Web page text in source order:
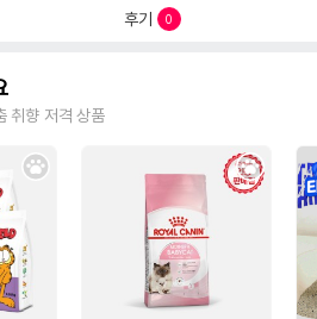
후기 0
취향 저격 상품